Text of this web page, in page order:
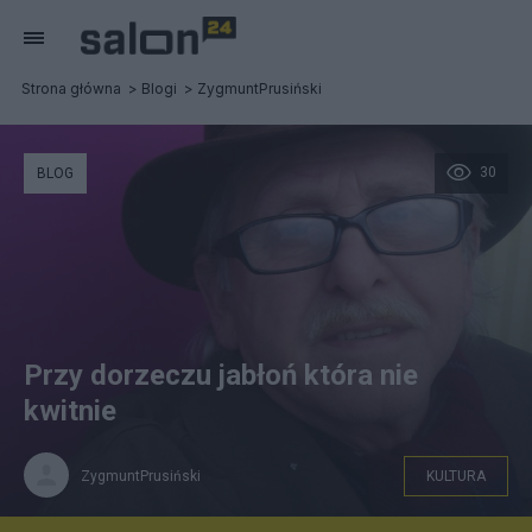
Strona główna Blogi ZygmuntPrusiński
30
BLOG
Przy dorzeczu jabłoń która nie
kwitnie
ZygmuntPrusiński KULTURA